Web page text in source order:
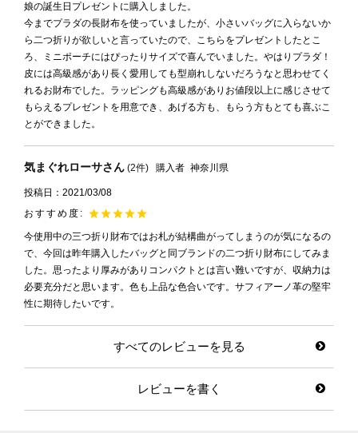
娘の誕生日プレゼントに購入しました。
今までプラダの長財布を使っていましたが、小さいバッグに入らないか
ら二つ折りが欲しいと言っていたので、こちらをプレゼントしたとこ
ろ、ミニポーチにはぴったりサイズで喜んでいました。やはりプラダ！
皮には高級感があり長く愛用しても型崩れしないだろうなと思わせてく
れるお財布でした。ラッピングも高級感がありお値段以上に感じさせて
もらえるプレゼントを用意でき、あげる方も、もらう方もとても喜ぶこ
とができました。
気まぐれローサ 2 購入者 神奈川県
投稿日 2021/03/08
今使用中の三つ折り財布ではお札が結構曲がってしまうのが気になるの
で、今回は昨年購入したバッグと同ブランドの二つ折り財布にしてみま
した。思ったより厚みがありコンパクトとは言い難いですが、収納力は
必要充分だと思います。色も上品な色合いです。サフィアーノ革の堅牢
性に期待したいです。
すべてのレビューを見る
レビューを書く